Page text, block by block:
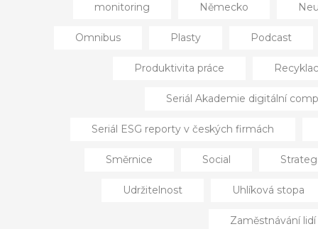
monitoring Německo
Omnibus Plasty Podcast
Produktivita práce
Seriál Akademie digitální
Seriál ESG reporty v českých firmách
Směrnice Social
Udržitelnost Uhlíková stopa
Zaměstnávání